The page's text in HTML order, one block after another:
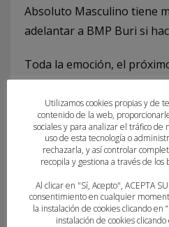
Absoluto Masculino tiene
adelantar a BMP Buri si
Toda la emoción, el
¿te lo vas a perder?
Utilizamos cookies propias y de
contenido de la web,
sociales y para analizar el tráfico
uso de esta tecnología o
rechazarla, y así controlar
recopila y gestiona a través de los
Al clicar en "Sí, Acepto", ACEPTA
consentimiento en cualquier
la instalación de cookies clicando en
instalación de cookies